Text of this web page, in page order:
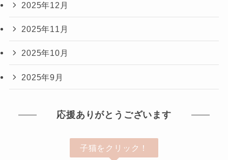
2025年12月
2025年11月
2025年10月
2025年9月
応援ありがとうございます
子猫をクリック！